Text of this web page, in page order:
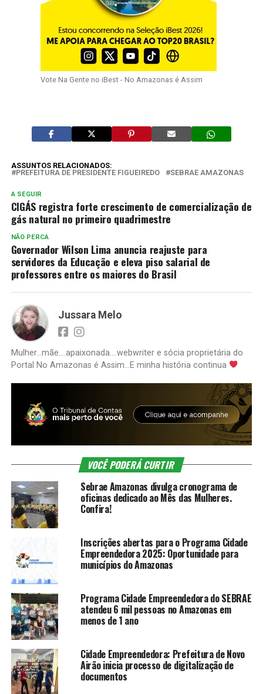
Vote Na Gente no iBest - No Amazonas é Assim
ASSUNTOS RELACIONADOS:
PREFEITURA DE PRESIDENTE FIGUEIREDO
SEBRAE AMAZONAS
A SEGUIR
CIGÁS registra forte crescimento de comercialização de
gás natural no primeiro quadrimestre
NÃO PERCA
Governador Wilson Lima anuncia reajuste para
servidores da Educação e eleva piso salarial de
professores entre os maiores do Brasil
Jussara Melo
Mulher...mãe....apaixonada....webwriter e sócia proprietária do
Portal No Amazonas é Assim...E minha história continua
VOCÊ PODERÁ CURTIR
Sebrae Amazonas divulga cronograma de
oficinas dedicado ao Mês das Mulheres.
Confira!
Inscrições abertas para o Programa Cidade
Empreendedora 2025: Oportunidade para
municípios do Amazonas
Programa Cidade Empreendedora do SEBRAE
atendeu 6 mil pessoas no Amazonas em
menos de 1 ano
Cidade Empreendedora: Prefeitura de Novo
Airão inicia processo de digitalização de
documentos